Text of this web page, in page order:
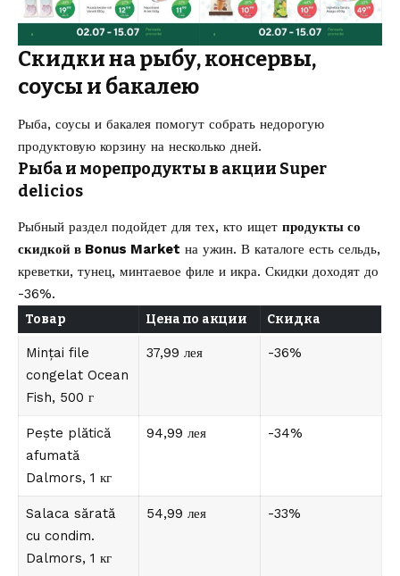
Скидки на рыбу, консервы,
соусы и бакалею
Рыба, соусы и бакалея помогут собрать недорогую
продуктовую корзину на несколько дней.
Рыба и морепродукты в акции Super
delicios
Рыбный раздел подойдет для тех, кто ищет продукты со
скидкой в Bonus Market на ужин. В каталоге есть сельдь,
креветки, тунец, минтаевое филе и икра. Скидки доходят до
-36%.
Товар Цена по акции Скидка
Mințai file
congelat Ocean
Fish, 500 г
37,99 лея -36%
Pește plătică
afumată
Dalmors, 1 кг
94,99 лея -34%
Salaca sărată
cu condim.
Dalmors, 1 кг
54,99 лея -33%